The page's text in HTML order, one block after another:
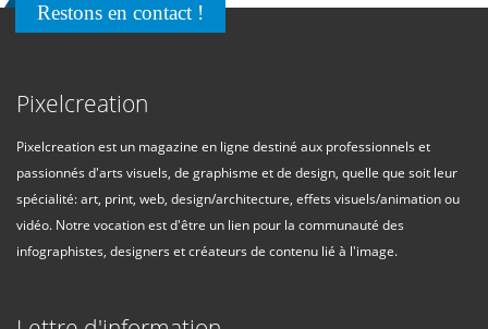
Restons en contact !
Pixelcreation
Pixelcreation est un magazine en ligne destiné aux professionnels et
passionnés d'arts visuels, de graphisme et de design, quelle que soit leur
spécialité: art, print, web, design/architecture, effets visuels/animation ou
vidéo. Notre vocation est d'être un lien pour la communauté des
infographistes, designers et créateurs de contenu lié à l'image.